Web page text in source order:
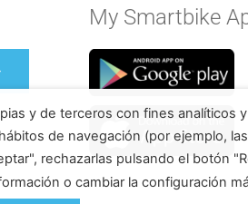
My Smartbike
y de terceros con fines analíticos
de navegación (por ejemplo,
rechazarlas pulsando el botón
o cambiar la configuración